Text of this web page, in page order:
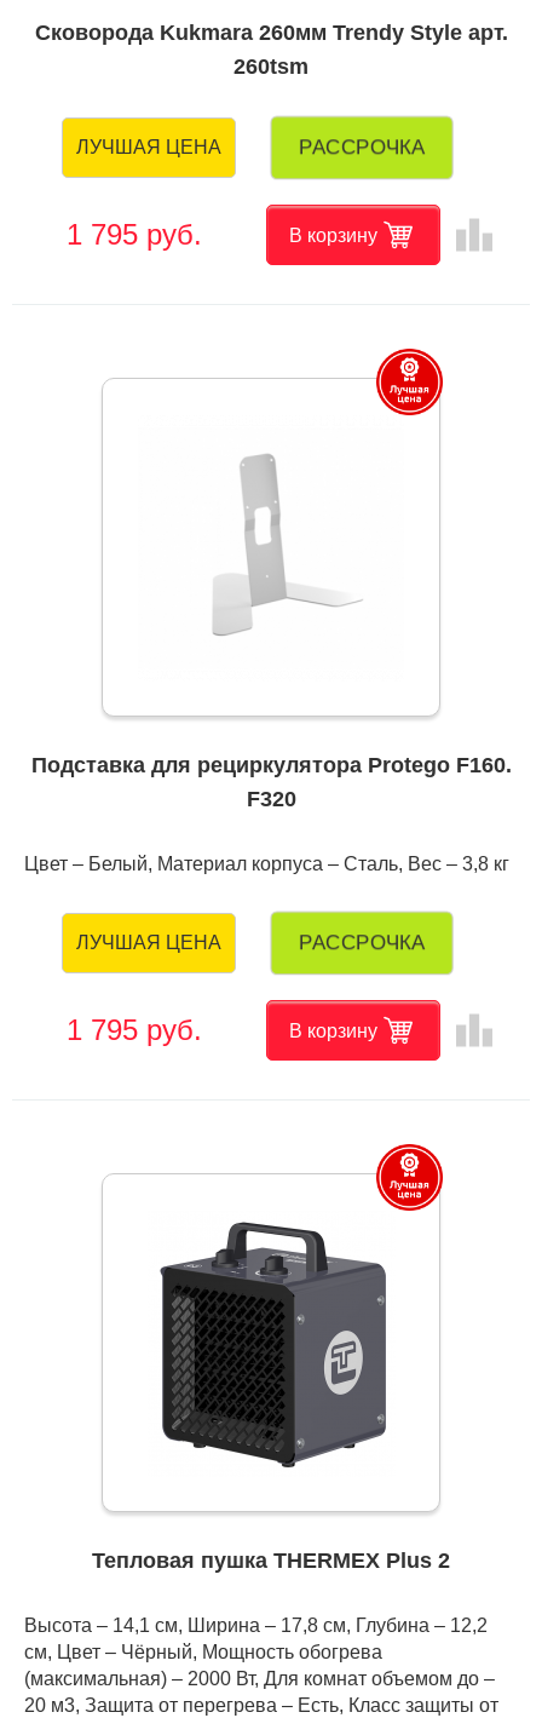
Сковорода Kukmara 260мм Trendy Style арт.
260tsm
ЛУЧШАЯ ЦЕНА РАССРОЧКА
1 795 руб. В корзину leaderboard
Подставка для рециркулятора Protego F160.
F320
Цвет – Белый, Материал корпуса – Сталь, Вес – 3,8 кг
ЛУЧШАЯ ЦЕНА РАССРОЧКА
1 795 руб. В корзину leaderboard
Тепловая пушка THERMEX Plus 2
Высота – 14,1 см, Ширина – 17,8 см, Глубина – 12,2
см, Цвет – Чёрный, Мощность обогрева
(максимальная) – 2000 Вт, Для комнат объемом до –
20 м3, Защита от перегрева – Есть, Класс защиты от